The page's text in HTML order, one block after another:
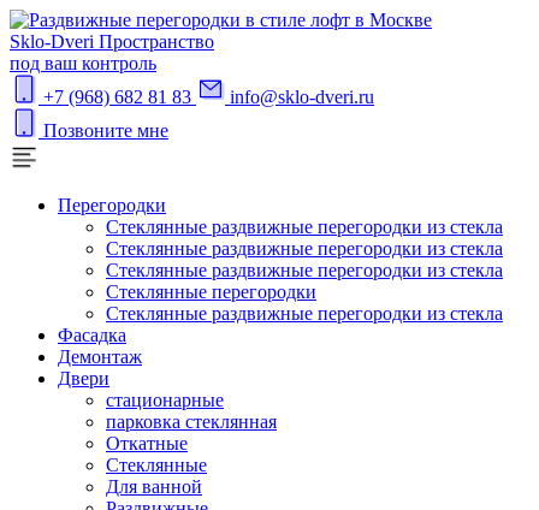
Sklo-Dveri Пространство
под ваш контроль
+7 (968) 682 81 83
info@sklo-dveri.ru
Позвоните мне
Перегородки
Стеклянные раздвижные перегородки из стекла
Стеклянные раздвижные перегородки из стекла
Стеклянные раздвижные перегородки из стекла
Стеклянные перегородки
Стеклянные раздвижные перегородки из стекла
Фасадка
Демонтаж
Двери
стационарные
парковка стеклянная
Откатные
Стеклянные
Для ванной